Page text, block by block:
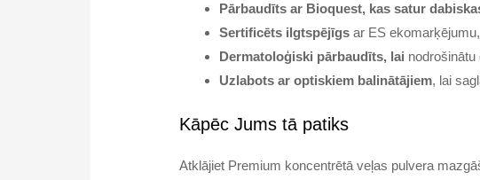
Pārbaudīts ar Bioquest, kas satur
Sertificēts ilgtspējīgsar ES
Dermatoloģiski pārbaudīts, lai
Uzlabots ar optiskiem balinātājiem, lai
Kāpēc Jums tā patiks
Atklājiet Premium koncentrētā veļas pulvera